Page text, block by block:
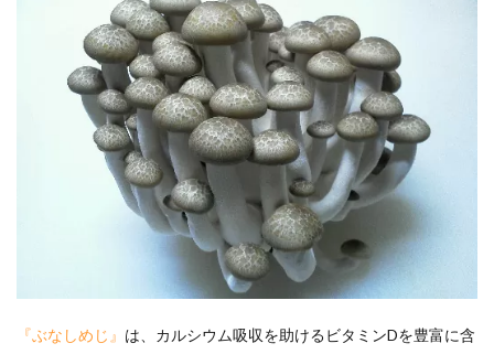
『ぶなしめじ』 は、カルシウム吸収を助けるビタミンDを豊富に含